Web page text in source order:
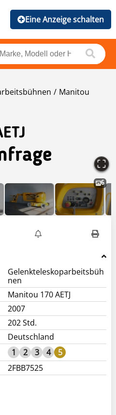
Eine Anzeige schalten
Manitou
6
Gelenkteleskoparbeitsbüh
nen
Manitou 170 AETJ
2007
202 Std.
Deutschland
1 2 3 4
5
2FBB7525